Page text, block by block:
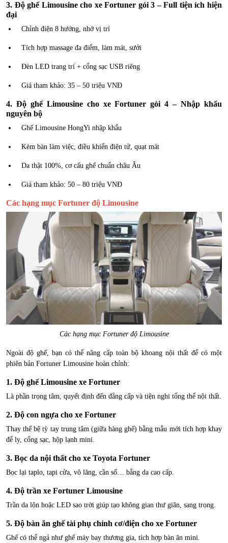
3. Độ ghế Limousine cho xe Fortuner gói 3 – Full tiện ích hiện
đại
Chỉnh điện 8 hướng, nhớ vị trí
Tích hợp massage đa điểm, làm mát, sưởi
Đèn LED trang trí + cổng sạc USB riêng
Giá tham khảo: 35 – 50 triệu VNĐ
4. Độ ghế Limousine cho xe Fortuner gói 4 – Nhập khẩu
nguyên bộ
Ghế Limousine HongYi nhập khẩu
Kèm bàn làm việc, điều khiển điện tử, quạt mát
Da thật 100%, cơ cấu ghế chuẩn châu Âu
Giá tham khảo: 50 – 80 triệu VNĐ
Các hạng mục Fortuner độ Limousine
Các hạng mục Fortuner độ Limousine
Ngoài độ ghế, bạn có thể nâng cấp toàn bộ khoang nội thất để có một
phiên bản Fortuner Limousine hoàn chỉnh:
1. Độ ghế Limousine xe Fortuner
Là phần trọng tâm, quyết định đến đẳng cấp và tiện nghi tổng thể nội thất.
2. Độ con ngựa cho xe Fortuner
Thay thế bệ tỳ tay trung tâm (giữa hàng ghế) bằng mẫu mới tích hợp khay
để ly, cổng sạc, hộp lạnh mini.
3. Bọc da nội thất cho xe Toyota Fortuner
Bọc lại taplo, tapi cửa, vô lăng, cần số… bằng da cao cấp.
4. Độ trần xe Fortuner Limousine
Trần da lộn hoặc LED sao trời giúp tạo không gian thư giãn, sang trọng.
5. Độ bàn ăn ghế tài phụ chỉnh cơ/điện cho xe Fortuner
Ghế có thể ngả như ghế máy bay thương gia, tích hợp bàn ăn mini.